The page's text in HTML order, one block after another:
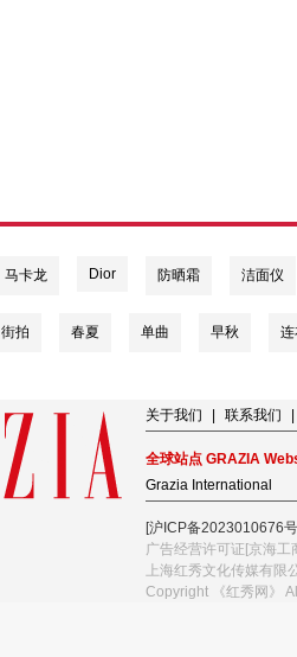
马卡龙 Dior 防晒霜 洁面仪
街拍 春夏 单曲 早秋
关于我们 联系我们
全球站点 GRAZIA
Grazia International
[沪ICP备2023010676
广告经营许可证[京海
上海红秀文化传媒有限
Copyright 《红秀网》